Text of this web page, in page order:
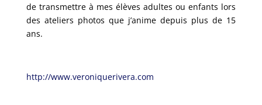
de transmettre à mes élèves adultes ou enfants lors
des ateliers photos que j’anime depuis plus de 15
ans.
http://www.veroniquerivera.com